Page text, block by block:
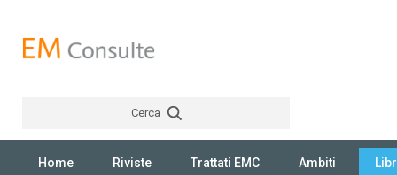
Cerca
Home Riviste Trattati EMC Ambiti